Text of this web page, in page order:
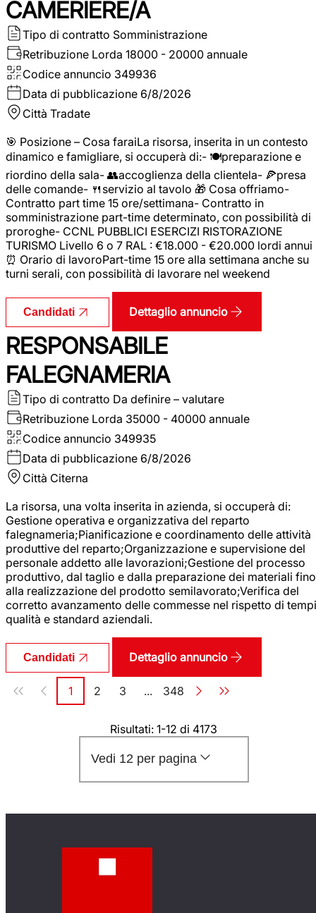
CAMERIERE/A
Tipo di contratto Somministrazione
Retribuzione Lorda 18000 - 20000 annuale
Codice annuncio 349936
Data di pubblicazione 6/8/2026
Città Tradate
🎯 Posizione – Cosa faraiLa risorsa, inserita in un contesto
dinamico e famigliare, si occuperà di:- 🍽️preparazione e
riordino della sala- 👥accoglienza della clientela- 🍕presa
delle comande- 🍴servizio al tavolo 🎁 Cosa offriamo-
Contratto part time 15 ore/settimana- Contratto in
somministrazione part-time determinato, con possibilità di
proroghe- CCNL PUBBLICI ESERCIZI RISTORAZIONE
TURISMO Livello 6 o 7 RAL : €18.000 - €20.000 lordi annui
⏰ Orario di lavoroPart-time 15 ore alla settimana anche su
turni serali, con possibilità di lavorare nel weekend
Candidati Dettaglio annuncio
RESPONSABILE
FALEGNAMERIA
Tipo di contratto Da definire – valutare
Retribuzione Lorda 35000 - 40000 annuale
Codice annuncio 349935
Data di pubblicazione 6/8/2026
Città Citerna
La risorsa, una volta inserita in azienda, si occuperà di:
Gestione operativa e organizzativa del reparto
falegnameria;Pianificazione e coordinamento delle attività
produttive del reparto;Organizzazione e supervisione del
personale addetto alle lavorazioni;Gestione del processo
produttivo, dal taglio e dalla preparazione dei materiali fino
alla realizzazione del prodotto semilavorato;Verifica del
corretto avanzamento delle commesse nel rispetto di
qualità e standard aziendali.
Candidati Dettaglio annuncio
Paginazione
Pagina
1 Pagina
2 Pagina
3 ... Pagina
348
Risultati: 1-12 di 4173
Vedi 12 per pagina